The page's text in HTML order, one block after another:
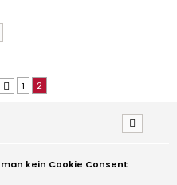
Vorherige
1 2
kein Cookie Consent